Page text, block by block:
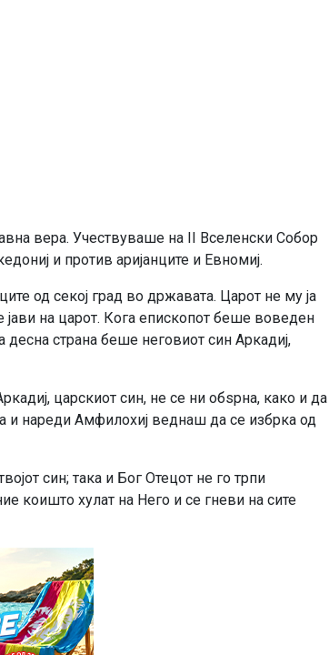
вера. Учествуваше на II Вселенски Собор
и против аријанците и Евномиј.
од секој град во државата. Царот не му ја
на царот. Кога епископот беше воведен
десна страна беше неговиот син Аркадиј,
царскиот син, не се ни обѕрна, како и да
и нареди Амфилохиј веднаш да се избрка од
син; така и Бог Отецот не го трпи
коишто хулат на Него и се гневи на сите